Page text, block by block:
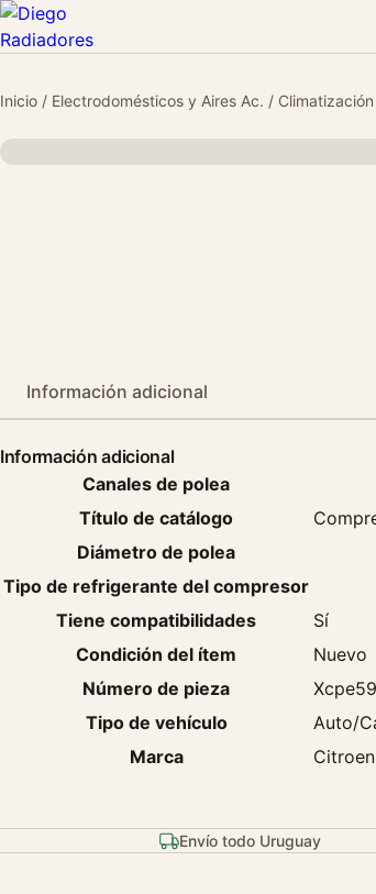
Inicio / Electrodomésticos y Aires Ac. / Climatización
Información adicional
Información adicional
Canales de polea
Título de catálogo
Diámetro de polea
Tipo de refrigerante del compresor
Tiene compatibilidades
Sí
Condición del ítem
Nuevo
Número de pieza
Tipo de vehículo
Auto/
Marca
Citroen
Envío todo Uruguay